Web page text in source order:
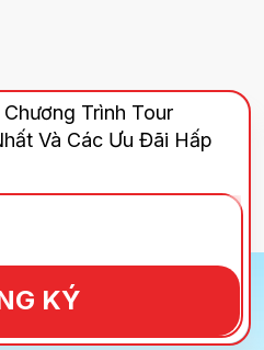
Trình Tour
Và Các Ưu Đãi Hấp
KÝ